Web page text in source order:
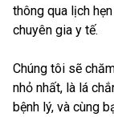
thông qua lịch
chuyên gia y tế.
Chúng tôi sẽ
nhỏ nhất, là lá
bệnh lý, và cùng